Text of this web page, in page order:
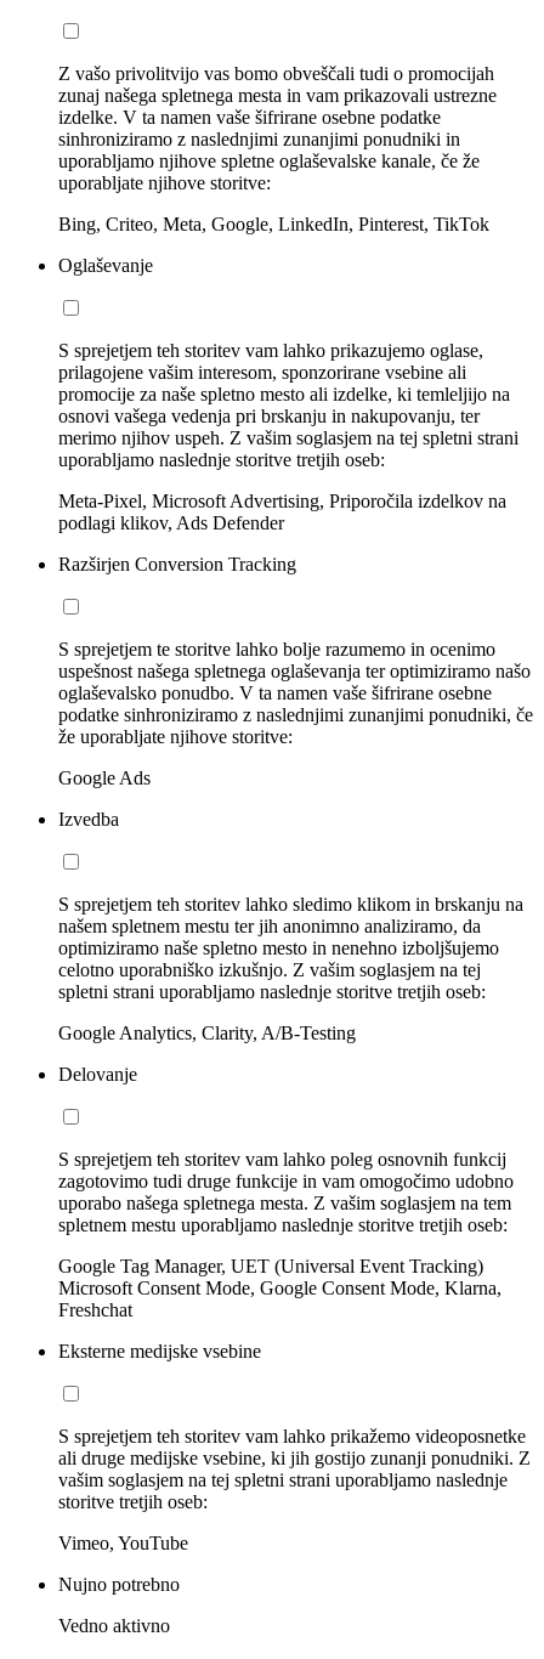
Z vašo privolitvijo vas bomo obveščali tudi o promocijah
zunaj našega spletnega mesta in vam prikazovali ustrezne
izdelke. V ta namen vaše šifrirane osebne podatke
sinhroniziramo z naslednjimi zunanjimi ponudniki in
uporabljamo njihove spletne oglaševalske kanale, če že
uporabljate njihove storitve:
Bing, Criteo, Meta, Google, LinkedIn, Pinterest, TikTok
Oglaševanje
S sprejetjem teh storitev vam lahko prikazujemo oglase,
prilagojene vašim interesom, sponzorirane vsebine ali
promocije za naše spletno mesto ali izdelke, ki temleljijo na
osnovi vašega vedenja pri brskanju in nakupovanju, ter
merimo njihov uspeh. Z vašim soglasjem na tej spletni strani
uporabljamo naslednje storitve tretjih oseb:
Meta-Pixel, Microsoft Advertising, Priporočila izdelkov na
podlagi klikov, Ads Defender
Razširjen Conversion Tracking
S sprejetjem te storitve lahko bolje razumemo in ocenimo
uspešnost našega spletnega oglaševanja ter optimiziramo našo
oglaševalsko ponudbo. V ta namen vaše šifrirane osebne
podatke sinhroniziramo z naslednjimi zunanjimi ponudniki, če
že uporabljate njihove storitve:
Google Ads
Izvedba
S sprejetjem teh storitev lahko sledimo klikom in brskanju na
našem spletnem mestu ter jih anonimno analiziramo, da
optimiziramo naše spletno mesto in nenehno izboljšujemo
celotno uporabniško izkušnjo. Z vašim soglasjem na tej
spletni strani uporabljamo naslednje storitve tretjih oseb:
Google Analytics, Clarity, A/B-Testing
Delovanje
S sprejetjem teh storitev vam lahko poleg osnovnih funkcij
zagotovimo tudi druge funkcije in vam omogočimo udobno
uporabo našega spletnega mesta. Z vašim soglasjem na tem
spletnem mestu uporabljamo naslednje storitve tretjih oseb:
Google Tag Manager, UET (Universal Event Tracking)
Microsoft Consent Mode, Google Consent Mode, Klarna,
Freshchat
Eksterne medijske vsebine
S sprejetjem teh storitev vam lahko prikažemo videoposnetke
ali druge medijske vsebine, ki jih gostijo zunanji ponudniki. Z
vašim soglasjem na tej spletni strani uporabljamo naslednje
storitve tretjih oseb:
Vimeo, YouTube
Nujno potrebno
Vedno aktivno